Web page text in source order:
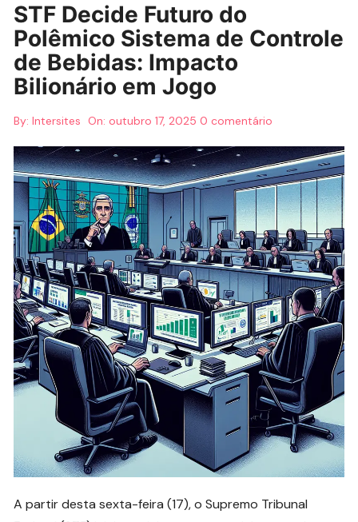
STF Decide Futuro do
Polêmico Sistema de Controle
de Bebidas: Impacto
Bilionário em Jogo
By: Intersites On:outubro 17, 2025 0 comentário
A partir desta sexta-feira (17), o Supremo Tribunal